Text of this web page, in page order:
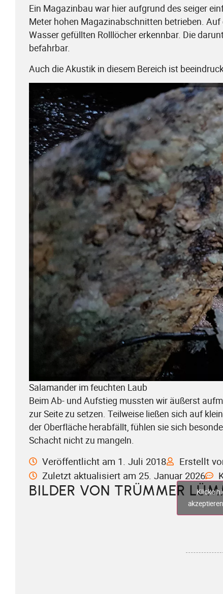
Ein Magazinbau war hier aufgrund des seiger
Meter hohen Magazinabschnitten betrieben.
Wasser gefüllten Rolllöcher erkennbar. Die
befahrbar.
Auch die Akustik in diesem Bereich ist
Salamander im feuchten Laub
Beim Ab- und Aufstieg mussten wir äußerst
zur Seite zu setzen. Teilweise ließen sich auf
der Oberfläche herabfällt, fühlen sie sich
Schacht nicht zu mangeln.
Veröffentlicht am 1. Juli 2018
Erstellt
Zuletzt aktualisiert am 25. Januar 2026
BILDER VON TRÜMMER
Klicke